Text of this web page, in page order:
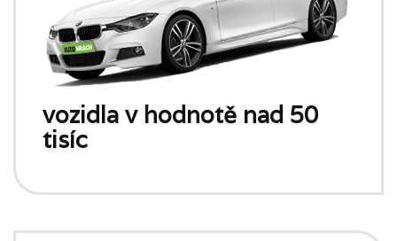
vozidla v hodnotě nad 50
tisíc